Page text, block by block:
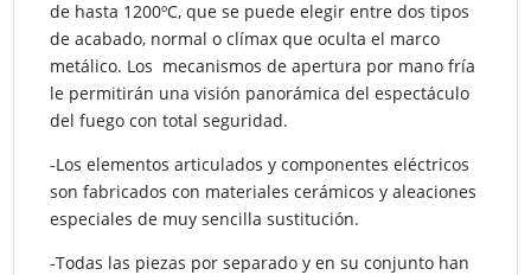
de hasta 1200ºC, que se puede elegir entre dos tipos
de acabado, normal o clímax que oculta el marco
metálico. Los mecanismos de apertura por mano fría
le permitirán una visión panorámica del espectáculo
del fuego con total seguridad.
-Los elementos articulados y componentes eléctricos
son fabricados con materiales cerámicos y aleaciones
especiales de muy sencilla sustitución.
-Todas las piezas por separado y en su conjunto han